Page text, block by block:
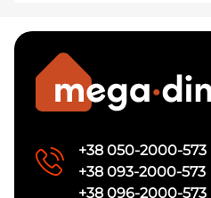
+38 050-2000-573
+38 093-2000-573
+38 096-2000-573